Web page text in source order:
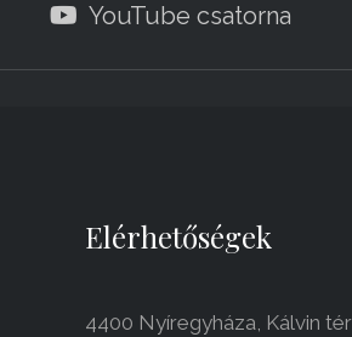
YouTube csatorna
Elérhetőségek
4400 Nyíregyháza, Kálvin tér